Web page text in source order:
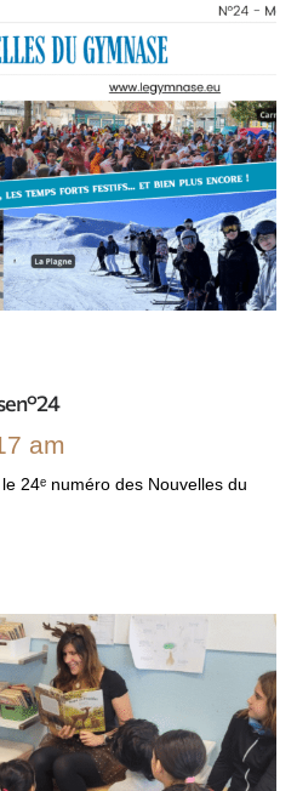
n°24
am
24ᵉ numéro des Nouvelles du